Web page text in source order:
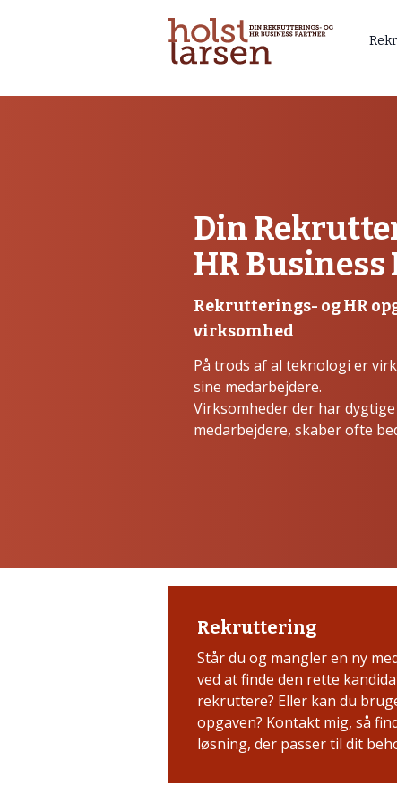
Din
HR
Rekrutterings- og HR
virksomhed
På trods af al teknologi er
sine medarbejdere.
Virksomheder der har
medarbejdere, skaber ofte
Rekruttering
Står du og mangler en ny
ved at finde den rette
rekruttere? Eller kan du
opgaven? Kontakt mig, så
løsning, der passer til dit